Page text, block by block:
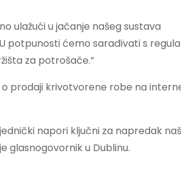
ulažući u jačanje našeg sustava
potpunosti ćemo sarađivati ​​s
za potrošače.”
prodaji krivotvorene robe na
napori ključni za napredak
glasnogovornik u Dublinu.